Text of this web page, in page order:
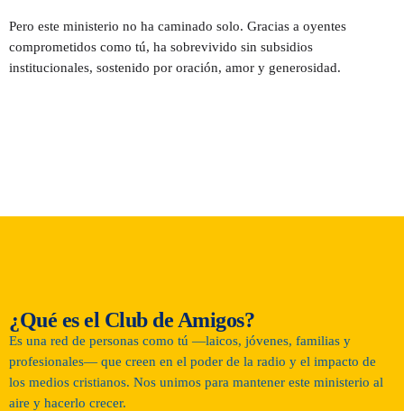
ANGELES DE ESPERANZA
CLUB DE AMIGOS
agosto 2025
abril 2025
marzo 2025
Pero este ministerio no ha caminado solo. Gracias a oyentes
comprometidos como tú, ha sobrevivido sin subsidios
institucionales, sostenido por oración, amor y generosidad.
¿Qué es el Club de Amigos?
Es una red de personas como tú —laicos, jóvenes, familias y
profesionales— que creen en el poder de la radio y el impacto de
los medios cristianos. Nos unimos para mantener este ministerio al
aire y hacerlo crecer.